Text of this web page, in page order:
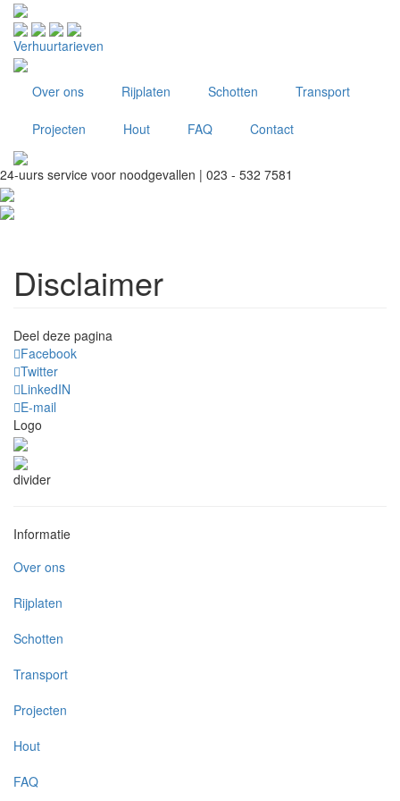
Overslaan
en
naar
de
Verhuurtarieven
Over ons Rijplaten Schotten Transport
Projecten Hout FAQ Contact
24-uurs service voor noodgevallen | 023 - 532 7581
Disclaimer
Deel deze pagina
Facebook
Twitter
LinkedIN
E-mail
Logo
divider
Informatie
Over ons
Rijplaten
Schotten
Transport
Projecten
Hout
FAQ